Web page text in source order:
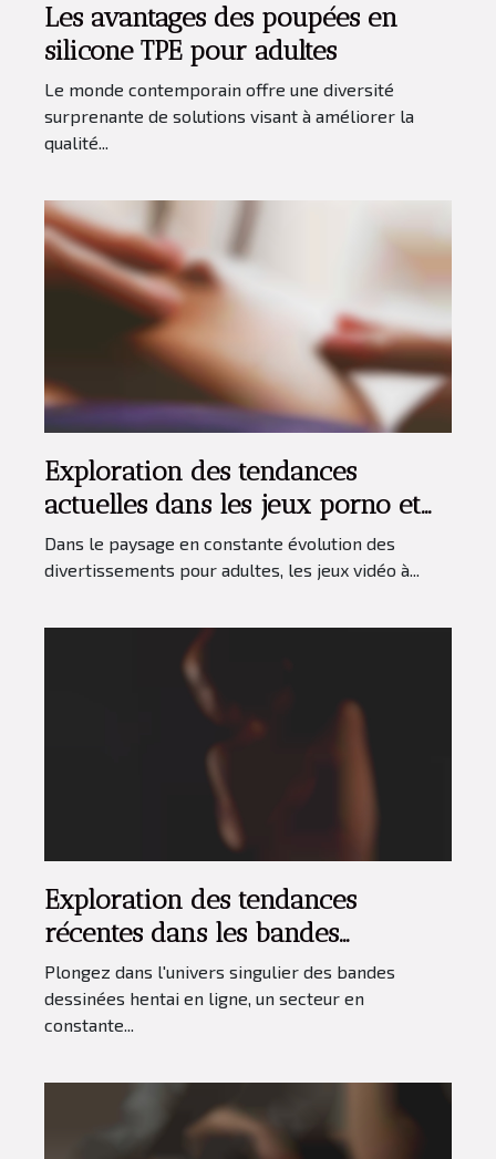
Les avantages des poupées en
silicone TPE pour adultes
Le monde contemporain offre une diversité
surprenante de solutions visant à améliorer la
qualité...
Exploration des tendances
actuelles dans les jeux porno et
hentai
Dans le paysage en constante évolution des
divertissements pour adultes, les jeux vidéo à...
Exploration des tendances
récentes dans les bandes
dessinées hentai en ligne
Plongez dans l'univers singulier des bandes
dessinées hentai en ligne, un secteur en
constante...